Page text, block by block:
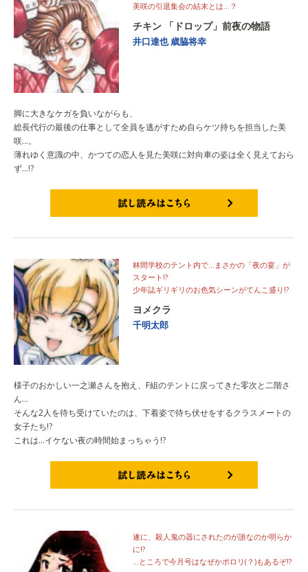
美咲の引退集会の結末とは…？
チキン 「ドロップ」前夜の物語
井口達也 歳脇将幸
脚に大きなケガを負いながらも、
総長代行の最後の仕事として全員を逃がすため自らケツ持ちを担当した美
咲…。
薄れゆく意識の中、かつての恋人を見た美咲に対向車の姿は全く見えておら
ず…!?
林間学校のテント内で…まさかの「夜の宴」が
スタート!?
少年誌ギリギリのお色気シーンがてんこ盛り!?
ヨメクラ
千明太郎
様子のおかしい一之瀬さんを抱え、F組のテントに戻ってきた零次と二階さ
ん…
そんな2人を待ち受けていたのは、下着姿で待ち伏せをするクラスメートの
女子たち!?
これは…イケない夜の時間始まっちゃう!?
遂に、殺人鬼の器にされたのが誰なのか明らか
に!?
…ところで今月号はなぜかポロリ(？)もあるぞ!?